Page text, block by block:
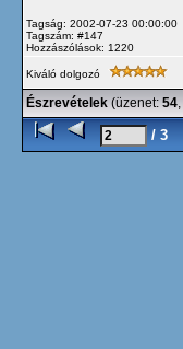
Tagság: 2002-07-23 00:00:00
Tagszám: #147
Hozzászólások: 1220
Kiváló dolgozó
Észrevételek (üzenet: 54,
/ 3